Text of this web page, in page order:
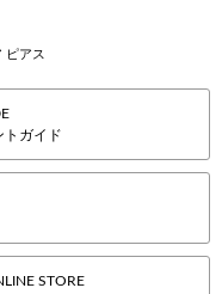
ピアス
トガイド
STORE